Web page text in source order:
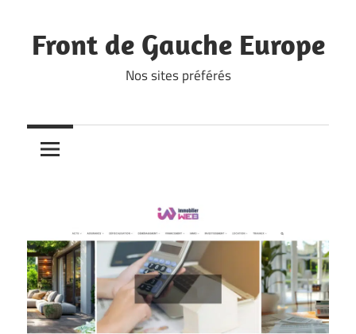
to
content
Front de Gauche Europe
Nos sites préférés